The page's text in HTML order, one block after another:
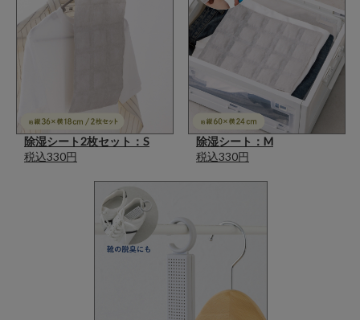
除湿シート2枚セット：S
税込330円
除湿シート：M
税込330円